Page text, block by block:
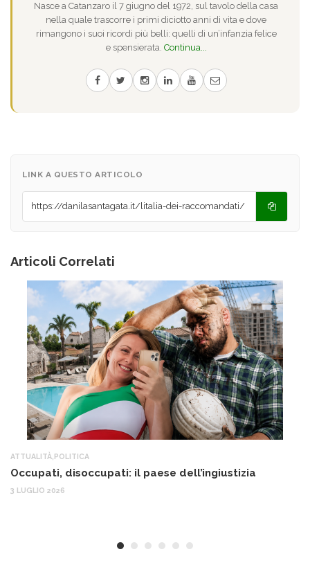
Nasce a Catanzaro il 7 giugno del 1972, sul tavolo della casa
nella quale trascorre i primi diciotto anni di vita e dove
rimangono i suoi ricordi più belli: quelli di un’infanzia felice
e spensierata. Continua...
LINK A QUESTO ARTICOLO
Articoli Correlati
ATTUALITÀ POLITICA
Occupati, disoccupati: il paese dell’ingiustizia
3 LUGLIO 2026